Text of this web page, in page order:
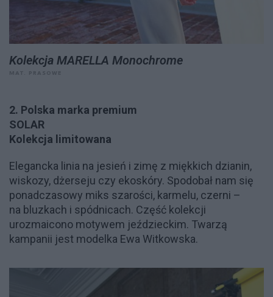
Kolekcja MARELLA Monochrome
2. Polska marka premium
SOLAR
Kolekcja limitowana
Elegancka linia na jesień i zimę z miękkich dzianin,
wiskozy, dżerseju czy ekoskóry. Spodobał nam się
ponadczasowy miks szarości, karmelu, czerni –
na bluzkach i spódnicach. Część kolekcji
urozmaicono motywem jeździeckim. Twarzą
kampanii jest modelka Ewa Witkowska.